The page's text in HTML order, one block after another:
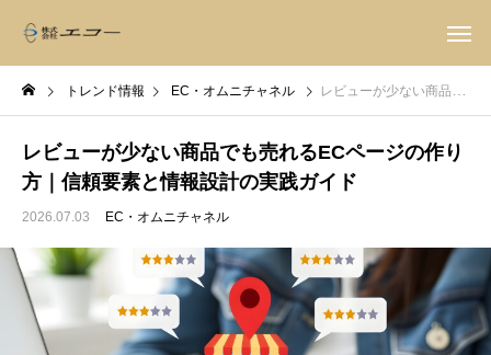
トレンド情報 EC・オムニチャネル レビューが少ない商品でも売れるECページの作り方｜信頼要素と情報設計の実践ガイド
レビューが少ない商品でも売れるECページの作り
方｜信頼要素と情報設計の実践ガイド
2026.07.03 EC・オムニチャネル